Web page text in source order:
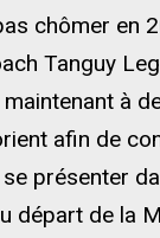
chômer en
Tanguy
à
afin de
présenter
départ de la